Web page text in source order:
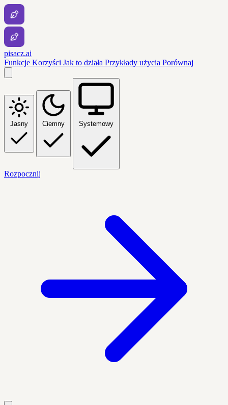
pisacz.ai
Funkcje Korzyści Jak to działa Przykłady użycia Porównaj
Jasny Ciemny Systemowy
Rozpocznij